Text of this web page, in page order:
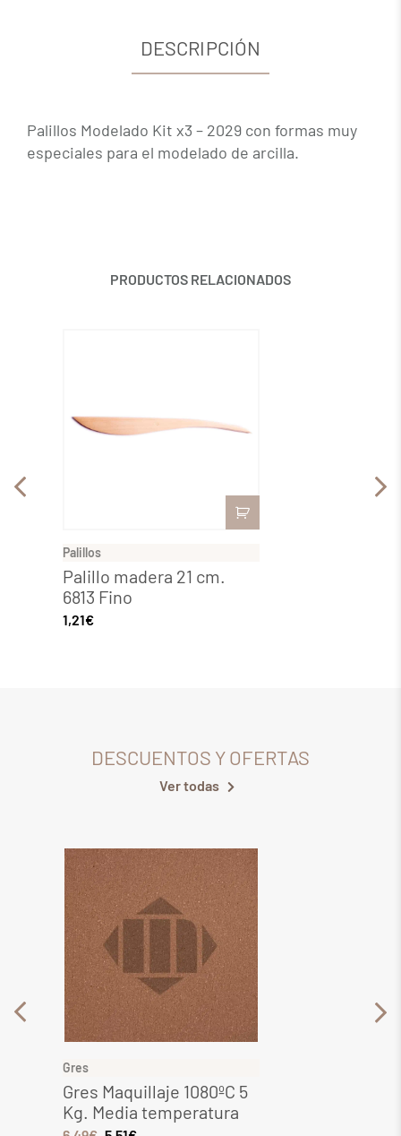
DESCRIPCIÓN
Palillos Modelado Kit x3 – 2029 con formas muy
especiales para el modelado de arcilla.
PRODUCTOS RELACIONADOS
Palillos
Palillo madera 21 cm.
6813 Fino
1,21€
DESCUENTOS Y OFERTAS
Ver todas
Gres
Gres Maquillaje 1080ºC 5
Kg. Media temperatura